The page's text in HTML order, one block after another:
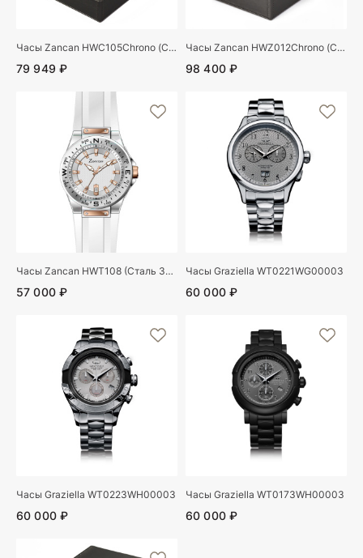
Часы Zancan HWC105Chrono (Сталь 304)
79 949 ₽
Часы Zancan HWZ012Chrono (Сталь 304)
98 400 ₽
Часы Zancan HWT108 (Сталь 304)
57 000 ₽
Часы Graziella WT0221WG00003
60 000 ₽
Часы Graziella WT0223WH00003
60 000 ₽
Часы Graziella WT0173WH00003
60 000 ₽